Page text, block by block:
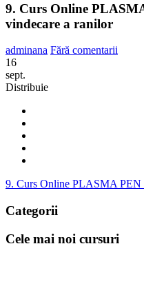
9. Curs Online
vindecare a ranilor
adminana Fără comentarii
16
sept.
Distribuie
9. Curs Online PLASMA PEN
Categorii
Cele mai noi cursuri